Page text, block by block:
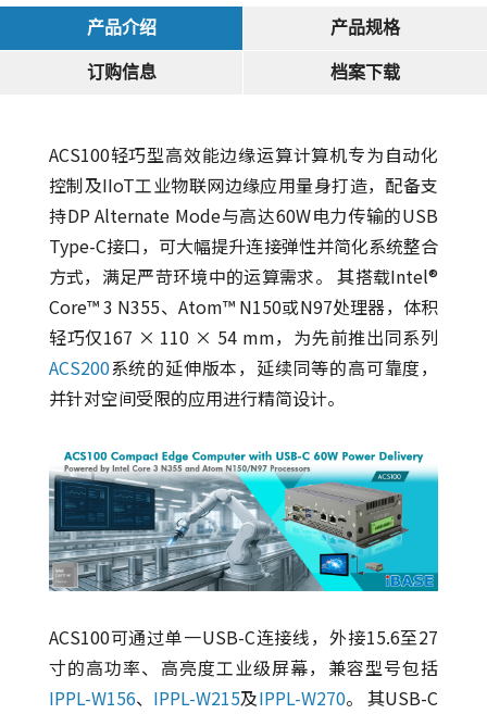
产品介绍
产品规格
订购信息
档案下载
ACS100轻巧型高效能边缘运算计算机专为自动化
控制及IIoT工业物联网边缘应用量身打造，配备支
持DP Alternate Mode与高达60W电力传输的USB
Type-C接口，可大幅提升连接弹性并简化系统整合
方式，满足严苛环境中的运算需求。 其搭载Intel®
Core™ 3 N355、Atom™ N150或N97处理器，体积
轻巧仅167 × 110 × 54 mm，为先前推出同系列
ACS200系统的延伸版本，延续同等的高可靠度，
并针对空间受限的应用进行精简设计。
ACS100可通过单一USB-C连接线，外接15.6至27
寸的高功率、高亮度工业级屏幕，兼容型号包括
IPPL-W156、 IPPL-W215及IPPL-W270。 其USB-C